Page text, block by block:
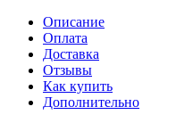
Описание
Оплата
Доставка
Отзывы
Как купить
Дополнительно